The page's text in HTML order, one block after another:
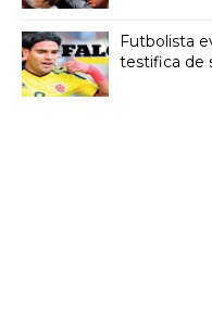
Futbolista
testifica de